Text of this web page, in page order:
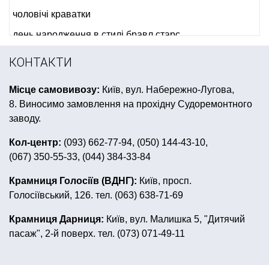
чоловічі краватки
день народження в стилі бравл старс
американська вечірка вушка на голову
дитячий костюм клоуна
приколи сексуальні
карнавальні капелюхи
гавайська вечірка одяг вечірка в піратська
Бейбі Шавер
хлопавка купити
бульбашки мильні
кульки латексні фотобутафорія купити
вечірка в стилі ретро
піратська вечірка одноразовий посуд
КОНТАКТИ
Місце самовивозу: Київ, вул. Набережно-Лугова,
8. Виносимо замовлення на прохідну Судоремонтного
заводу.
Кол-центр: (093) 662-77-94, (050) 144-43-10,
(067) 350-55-33, (044) 384-33-84
Крамниця Голосіїв (ВДНГ): Київ, просп.
Голосіївський, 126. тел. (063) 638-71-69
Крамниця Дарниця: Київ, вул. Малишка 5, "Дитячий
пасаж", 2-й поверх. тел. (073) 071-49-11